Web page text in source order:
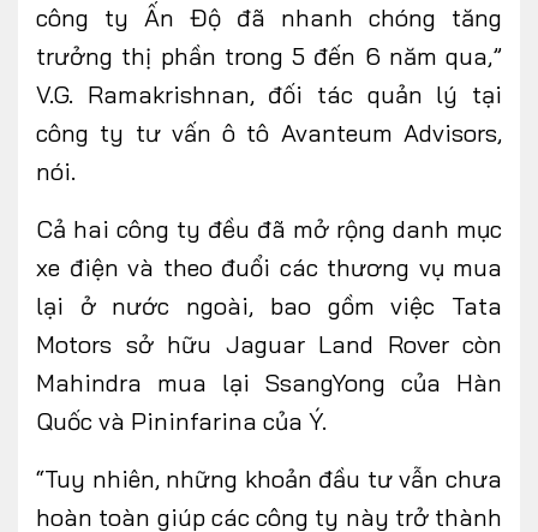
công ty Ấn Độ đã nhanh chóng tăng
trưởng thị phần trong 5 đến 6 năm qua,”
V.G. Ramakrishnan, đối tác quản lý tại
công ty tư vấn ô tô Avanteum Advisors,
nói.
Cả hai công ty đều đã mở rộng danh mục
xe điện và theo đuổi các thương vụ mua
lại ở nước ngoài, bao gồm việc Tata
Motors sở hữu Jaguar Land Rover còn
Mahindra mua lại SsangYong của Hàn
Quốc và Pininfarina của Ý.
“Tuy nhiên, những khoản đầu tư vẫn chưa
hoàn toàn giúp các công ty này trở thành